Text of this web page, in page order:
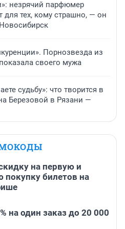
незрячий парфюмер
для тех, кому страшно, — он
Порнозвезда из
своего мужа
судьбу»: что творится в
Березовой в Рязани —
на первую и
покупку билетов на
на один заказ до 20 000